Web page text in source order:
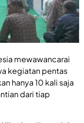
mewawancarai
kegiatan pentas
hanya 10 kali saja
dari tiap